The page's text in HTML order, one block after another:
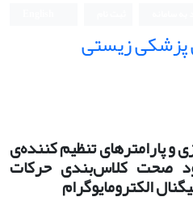
پزشکی زیستی
و پارامترهای تنظیم کننده‌ی
صحت کلاس‌بندی حرکات
الکترومایوگرام